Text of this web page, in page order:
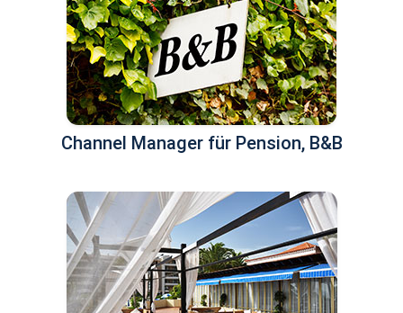
Channel Manager für Pension, B&B